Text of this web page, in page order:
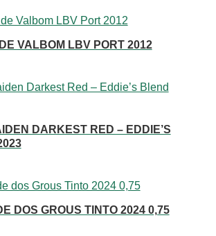
VALBOM LBV PORT 2012
DARKEST RED – EDDIE’S
DOS GROUS TINTO 2024 0,75